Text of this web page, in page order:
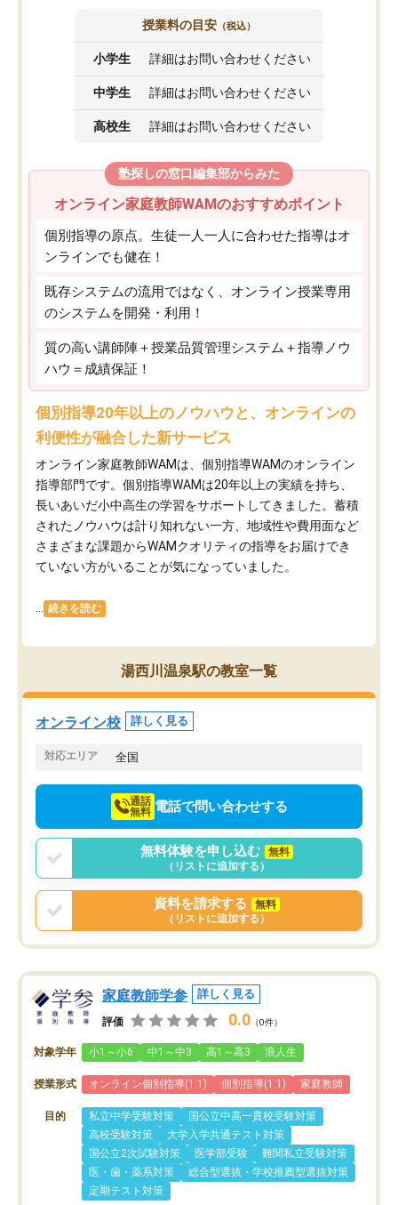
授業料の目安 （税込）
小学生 詳細はお問い合わせください
中学生 詳細はお問い合わせください
高校生 詳細はお問い合わせください
塾探しの窓口編集部からみた
オンライン家庭教師WAMのおすすめポイント
個別指導の原点。生徒一人一人に合わせた指導はオ
ンラインでも健在！
既存システムの流用ではなく、オンライン授業専用
のシステムを開発・利用！
質の高い講師陣＋授業品質管理システム＋指導ノウ
ハウ＝成績保証！
個別指導20年以上のノウハウと、オンラインの
利便性が融合した新サービス
オンライン家庭教師WAMは、個別指導WAMのオンライン
指導部門です。個別指導WAMは20年以上の実績を持ち、
長いあいだ小中高生の学習をサポートしてきました。蓄積
されたノウハウは計り知れない一方、地域性や費用面など
さまざまな課題からWAMクオリティの指導をお届けでき
ていない方がいることが気になっていました。
... 続きを読む
湯西川温泉駅の教室一覧
オンライン校 詳しく見る
対応エリア 全国
通話
無料 電話で問い合わせする
無料体験を申し込む
無料
（リストに追加する）
資料を請求する
無料
（リストに追加する）
家庭教師学参 詳しく見る
評価 0.0 （0件）
対象学年 小1～小6 中1～中3 高1～高3 浪人生
授業形式 オンライン個別指導(1:1) 個別指導(1:1) 家庭教師
目的 私立中学受験対策
国公立中高一貫校受験対策
高校受験対策
大学入学共通テスト対策
国公立2次試験対策
医学部受験
難関私立受験対策
医・歯・薬系対策
総合型選抜・学校推薦型選抜対策
定期テスト対策